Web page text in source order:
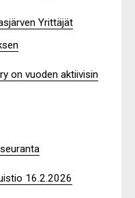
Yrittäjät
on vuoden aktiivisin
16.2.2026